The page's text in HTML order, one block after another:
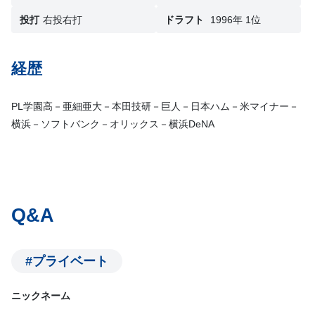
投打 右投右打 ドラフト 1996年 1位
経歴
PL学園高－亜細亜大－本田技研－巨人－日本ハム－米マイナー－
横浜－ソフトバンク－オリックス－横浜DeNA
Q&A
#プライベート
ニックネーム